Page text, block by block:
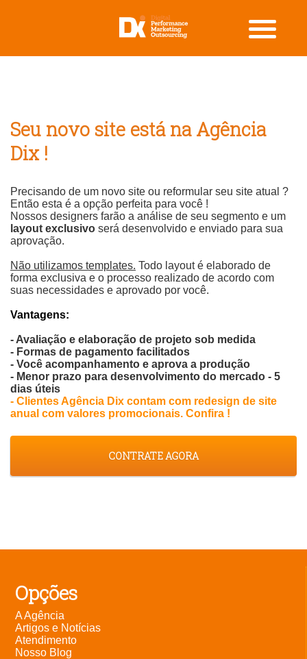
Seu novo site está na Agência
Dix !
Precisando de um novo site ou reformular seu site atual ?
Então esta é a opção perfeita para você !
Nossos designers farão a análise de seu segmento e um
layout exclusivo será desenvolvido e enviado para sua
aprovação.
Não utilizamos templates. Todo layout é elaborado de
forma exclusiva e o processo realizado de acordo com
suas necessidades e aprovado por você.
Vantagens:
- Avaliação e elaboração de projeto sob medida
- Formas de pagamento facilitados
- Você acompanhamento e aprova a produção
- Menor prazo para desenvolvimento do mercado - 5
dias úteis
- Clientes Agência Dix contam com redesign de site
anual com valores promocionais. Confira !
CONTRATE AGORA
Opções
A Agência
Artigos e Notícias
Atendimento
Nosso Blog